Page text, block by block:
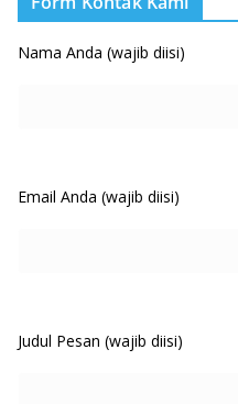
Nama Anda (wajib diisi)
Email Anda (wajib diisi)
Judul Pesan (wajib diisi)